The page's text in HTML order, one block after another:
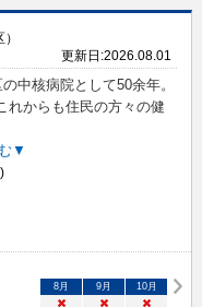
更新日:2026.08.01
中核病院として50余年。
れからも住民の方々の健
▼
8月 9月 10月
× × ×